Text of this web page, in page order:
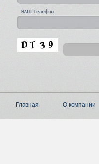
Главная О компании